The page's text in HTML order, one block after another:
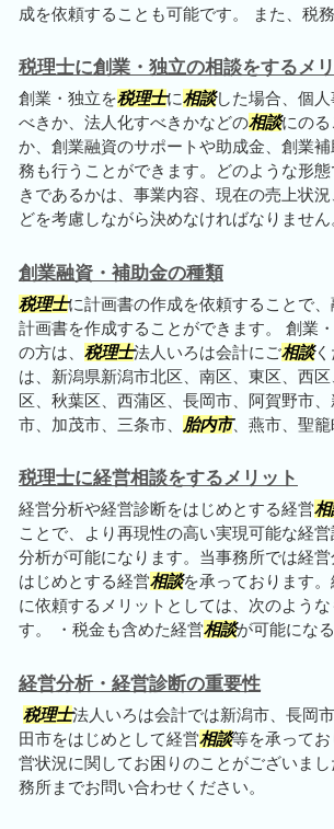
成を依頼することも可能です。 また、税
税理士に創業・独立の相談をするメ
創業・独立を税理士に相談した場合、個
べきか、法人化すべきかなどの相談にの
か、創業融資のサポートや助成金、創業
務も行うことができます。どのような形
きであるかは、事業内容、現在の売上状
どを考慮しながら決めなければなりません
創業融資・補助金の種類
税理士に計画書の作成を依頼することで
計画書を作成することができます。 創業
の方は、 税理士法人いろは会計にご相談く
は、新潟県新潟市北区、南区、東区、西
区、秋葉区、西蒲区、長岡市、阿賀野市
市、加茂市、三条市、
胎内市、燕市、聖
税理士に経営相談をするメリット
経営分析や経営診断をはじめとする経営相
ことで、より再現性の高い実現可能な経
分析が可能になります。当事務所では経
はじめとする経営相談を承っております
に依頼するメリットとしては、次のような
す。 ・税金も含めた経営相談が可能にな
経営分析・経営診断の重要性
税理士法人いろは会計では新潟市、長岡
田市をはじめとして経営相談等を承って
営状況に関してお困りのことがございま
務所までお問い合わせください。